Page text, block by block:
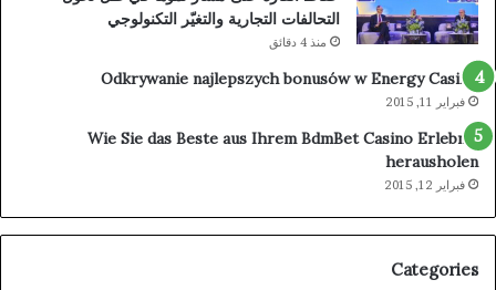
التحالفات التجارية والتغيّر التكنولوجي
منذ 4 دقائق
Odkrywanie najlepszych bonusów w Energy Casino
فبراير 11, 2015
Wie Sie das Beste aus Ihrem BdmBet Casino Erlebnis
herausholen
فبراير 12, 2015
Categories